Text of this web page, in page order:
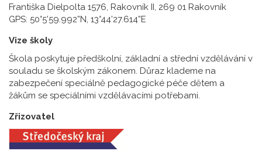
Františka Dielpolta 1576, Rakovník II, 269 01 Rakovník
GPS: 50°5’59.992”N, 13°44’27.614”E
Vize školy
Škola poskytuje předškolní, základní a střední vzdělávání v
souladu se školským zákonem. Důraz klademe na
zabezpečení speciálně pedagogické péče dětem a
žákům se speciálními vzdělávacími potřebami.
Zřizovatel